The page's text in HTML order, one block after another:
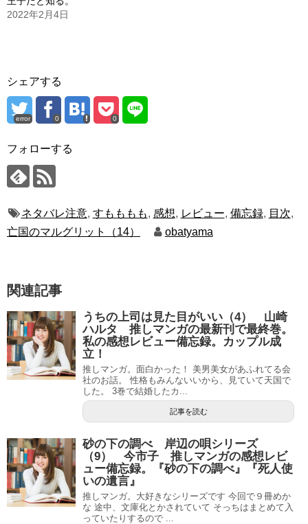
2022年2月4日
シェアする
error 0 0
フォローする
ネタバレ注意, すもももも, 感想, レビュー, 備忘録, 目次,
亡国のマルグリット（14）
obatyama
関連記事
うちの上司は見た目がいい（4） 山崎
ハルタ 推しマンガの最新刊で最終巻。
私の感想レビュー備忘録。カップル成
立！
推しマンガ。面白かった！ 美男美女があふれてる会
社のお話。 性格もみんないいから、見ていて天国で
した。 3巻で結婚したカ...
記事を読む
砂の下の調べ 岸辺の唄シリーズ
（9） 今市子 推しマンガの感想レビ
ュー備忘録。『砂の下の調べ』『死人使
いの遺言』
推しマンガ。大好きなシリーズです 今回で９冊めか
な 途中、文庫化とかされていて そっちはまとめて入
っていたりするので ...